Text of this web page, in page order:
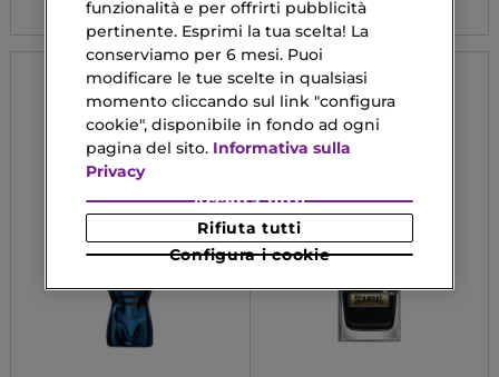
funzionalità e per offrirti pubblicità
pertinente. Esprimi la tua scelta! La
conserviamo per 6 mesi. Puoi
modificare le tue scelte in qualsiasi
momento cliccando sul link "configura
cookie", disponibile in fondo ad ogni
pagina del sito. Informativa sulla
Privacy
Configura i cookie
Rifiuta tutti
Accetta tutti